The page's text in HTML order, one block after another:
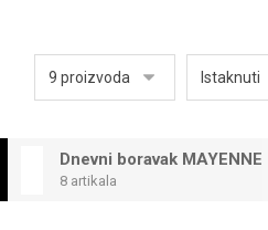
Dnevni boravak MAYENNE
8 artikala